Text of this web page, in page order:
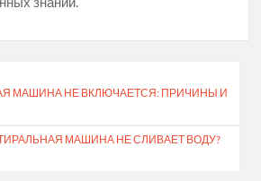
МАШИНА НЕ ВКЛЮЧАЕТСЯ: ПРИЧИНЫ И
МАШИНА НЕ СЛИВАЕТ ВОДУ?